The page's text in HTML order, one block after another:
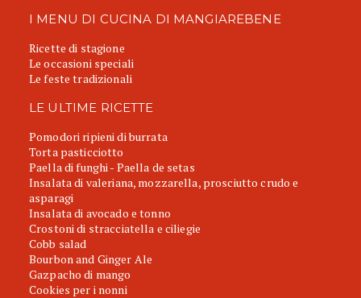
I MENU DI CUCINA DI MANGIAREBENE
Ricette di stagione
Le occasioni speciali
Le feste tradizionali
LE ULTIME RICETTE
Pomodori ripieni di burrata
Torta pasticciotto
Paella di funghi - Paella de setas
Insalata di valeriana, mozzarella, prosciutto crudo e
asparagi
Insalata di avocado e tonno
Crostoni di stracciatella e ciliegie
Cobb salad
Bourbon and Ginger Ale
Gazpacho di mango
Cookies per i nonni